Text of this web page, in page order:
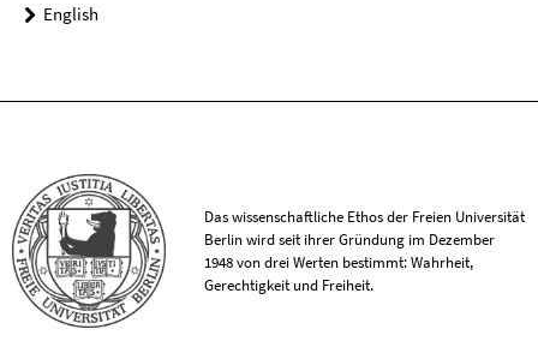
English
Das wissenschaftliche Ethos der Freien Universität
Berlin wird seit ihrer Gründung im Dezember
1948 von drei Werten bestimmt: Wahrheit,
Gerechtigkeit und Freiheit.